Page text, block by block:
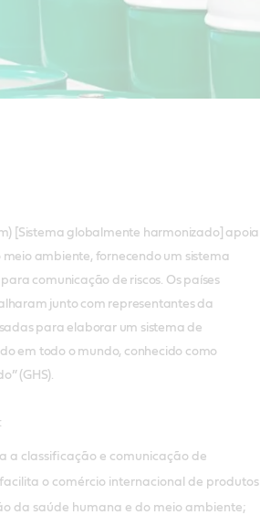
[Sistema globalmente harmonizado] apoia
ambiente, fornecendo um sistema
comunicação de riscos. Os países
junto com representantes da
para elaborar um sistema de
em todo o mundo, conhecido como
(GHS).
a classificação e comunicação de
o comércio internacional de produtos
da saúde humana e do meio ambiente;